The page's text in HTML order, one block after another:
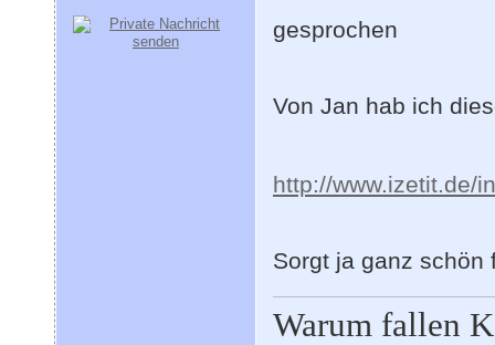
gesprochen
Von Jan hab ich
http://www.izetit.de/
Sorgt ja ganz
Warum fallen